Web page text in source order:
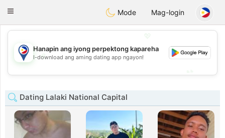
PhilippinesChat
Toggle
Mode Mag-login
💖
💕
Hanapin ang iyong perpektong kapareha
I-download ang aming dating app ngayon!
Dating Lalaki National Capital